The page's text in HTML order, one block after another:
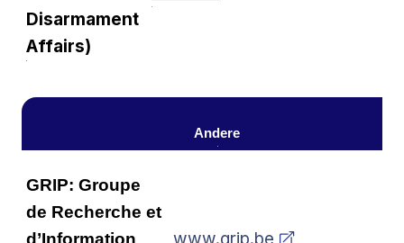
Disarmament
Affairs)
Andere
GRIP: Groupe
de Recherche et
d’Information
www.grip.be